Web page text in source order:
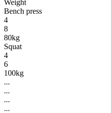
Weight
Bench press
4
8
80kg
Squat
4
6
100kg
...
...
...
...